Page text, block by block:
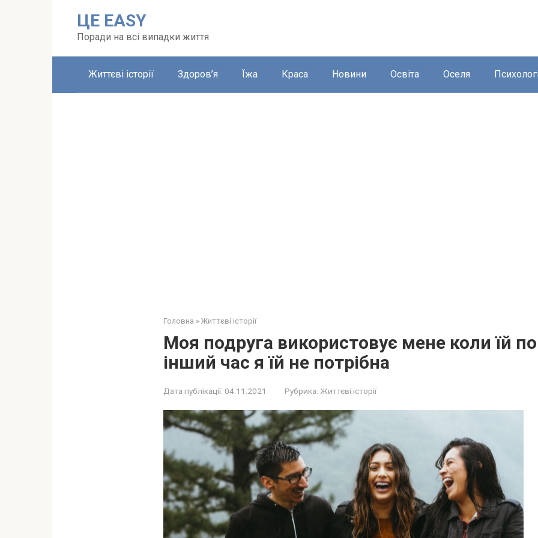
ЦЕ EASY
Поради на всі випадки життя
Життєві історії Здоров’я Їжа Краса Новини Освіта Оселя
Головна » Життєві історії
Моя подруга використовує мене коли їй
інший час я їй не потрібна
Дата публікації: 04.11.2021 Рубрика: Життєві історії